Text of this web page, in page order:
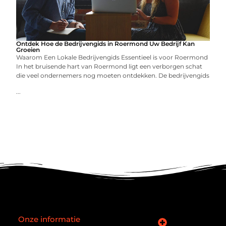
Ontdek Hoe de Bedrijvengids in Roermond Uw Bedrijf Kan
Groeien
Waarom Een Lokale Bedrijvengids Essentieel is voor Roermond
In het bruisende hart van Roermond ligt een verborgen schat
die veel ondernemers nog moeten ontdekken. De bedrijvengids
...
Onze informatie